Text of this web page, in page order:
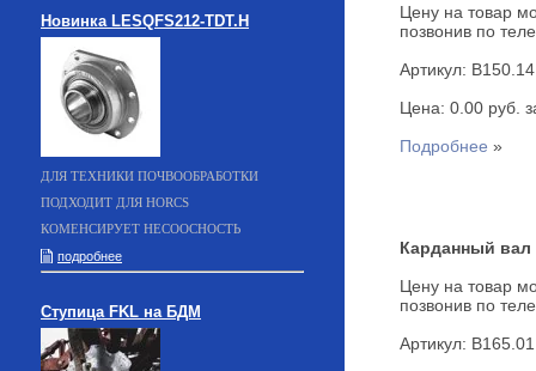
Цену на товар
позвонив по
Артикул:
Цена: 0.00 руб.
Подробнее »
Карданный вал
Цену на товар
позвонив по
Артикул:
Новинка LESQFS212-TDT.H
ДЛЯ ТЕХНИКИ ПОЧВООБРАБОТКИ
ПОДХОДИТ ДЛЯ HORCS
КОМЕНСИРУЕТ НЕСООСНОСТЬ
подробнее
Ступица FKL на БДМ